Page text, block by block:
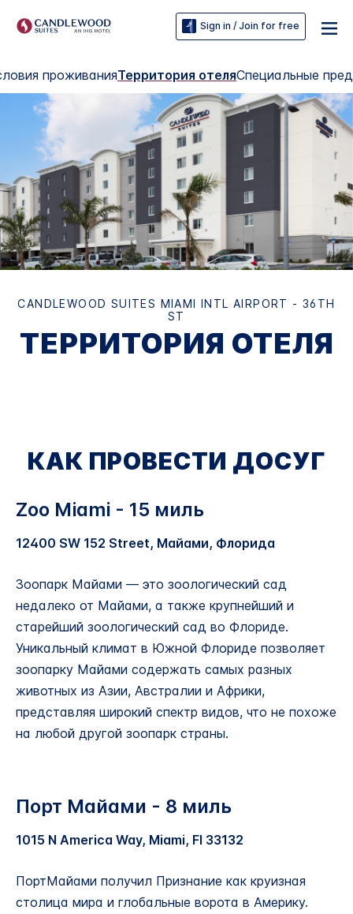
Sign in / Join for free
проживанияТерритория отеляСпециальные
CANDLEWOOD SUITES MIAMI INTL AIRPORT - 36TH
ST
ТЕРРИТОРИЯ ОТЕЛЯ
КАК ПРОВЕСТИ ДОСУГ
Zoo Miami - 15 миль
12400 SW 152 Street, Майами, Флорида
Зоопарк Майами — это зоологический сад
недалеко от Майами, а также крупнейший и
старейший зоологический сад во Флориде.
Уникальный климат в Южной Флориде позволяет
зоопарку Майами содержать самых разных
животных из Азии, Австралии и Африки,
представляя широкий спектр видов, что не похоже
на любой другой зоопарк страны.
Порт Майами - 8 миль
1015 N America Way, Miami, Fl 33132
ПортМайами получил Признание как круизная
столица мира и глобальные ворота в Америку.